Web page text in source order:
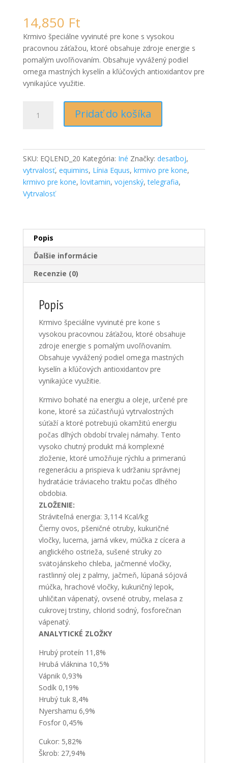
14,850 Ft
Krmivo špeciálne vyvinuté pre kone s vysokou
pracovnou záťažou, ktoré obsahuje zdroje energie s
pomalým uvoľňovaním. Obsahuje vyvážený podiel
omega mastných kyselín a kľúčových antioxidantov pre
vynikajúce využitie.
Endurance
kg
Pridať do košíka
SKU: EQLEND_20 Kategória: Iné Značky: desaťboj,
vytrvalosť, equimins, Línia Equus, krmivo pre kone,
krmivo pre kone, lovitamin, vojenský,telegrafia,
Vytrvalosť
Popis
Ďalšie informácie
Recenzie (0)
Popis
Krmivo špeciálne vyvinuté pre kone s
vysokou pracovnou záťažou, ktoré obsahuje
zdroje energie s pomalým uvoľňovaním.
Obsahuje vyvážený podiel omega mastných
kyselín a kľúčových antioxidantov pre
vynikajúce využitie.
Krmivo bohaté na energiu a oleje, určené pre
kone, ktoré sa zúčastňujú vytrvalostných
súťaží a ktoré potrebujú okamžitú energiu
počas dlhých období trvalej námahy. Tento
vysoko chutný produkt má komplexné
zloženie, ktoré umožňuje rýchlu a primeranú
regeneráciu a prispieva k udržaniu správnej
hydratácie tráviaceho traktu počas dlhého
obdobia.
ZLOŽENIE:
Stráviteľná energia: 3,114 Kcal/kg
Čierny ovos, pšeničné otruby, kukuričné
vločky, lucerna, jarná vikev, múčka z cícera a
anglického ostrieža, sušené struky zo
svätojánskeho chleba, jačmenné vločky,
rastlinný olej z palmy, jačmeň, lúpaná sójová
múčka, hrachové vločky, kukuričný lepok,
uhličitan vápenatý, ovsené otruby, melasa z
cukrovej trstiny, chlorid sodný, fosforečnan
vápenatý.
ANALYTICKÉ ZLOŽKY
Hrubý proteín 11,8%
Hrubá vláknina 10,5%
Vápnik 0,93%
Sodík 0,19%
Hrubý tuk 8,4%
Nyershamu 6,9%
Fosfor 0,45%
Cukor: 5,82%
Škrob: 27,94%